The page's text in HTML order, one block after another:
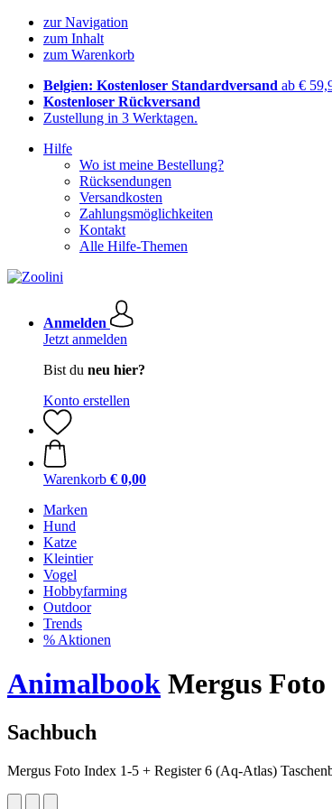
zur Navigation
zum Inhalt
zum Warenkorb
Belgien: Kostenloser Standardversand ab €
Kostenloser Rückversand
Zustellung in 3 Werktagen.
Hilfe
Wo ist meine Bestellung?
Rücksendungen
Versandkosten
Zahlungsmöglichkeiten
Kontakt
Alle Hilfe-Themen
Anmelden
Jetzt anmelden
Bist du neu hier?
Konto erstellen
Warenkorb € 0,00
Marken
Hund
Katze
Kleintier
Vogel
Hobbyfarming
Outdoor
Trends
% Aktionen
Animalbook Mergus
Sachbuch
Mergus Foto Index 1-5 + Register 6 (Aq-Atlas)